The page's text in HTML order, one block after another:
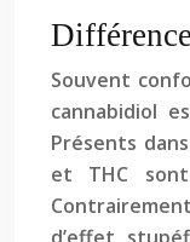
Souvent
cannabidiol
Présents
et THC